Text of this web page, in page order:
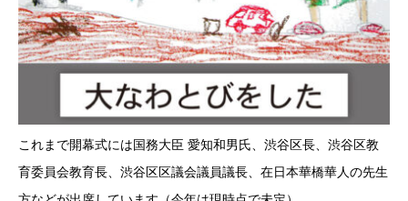
これまで開幕式には国務大臣 愛知和男氏、渋谷区長、渋谷区教
育委員会教育長、渋谷区区議会議員議長、在日本華橋華人の先生